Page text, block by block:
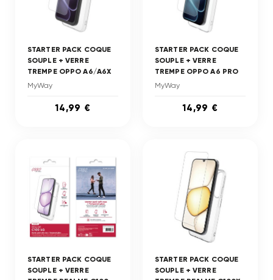
STARTER PACK COQUE
SOUPLE + VERRE
TREMPE OPPO A6/A6X
MyWay
14,99 €
STARTER PACK COQUE
SOUPLE + VERRE
TREMPE OPPO A6 PRO
MyWay
14,99 €
STARTER PACK COQUE
SOUPLE + VERRE
STARTER PACK COQUE
SOUPLE + VERRE